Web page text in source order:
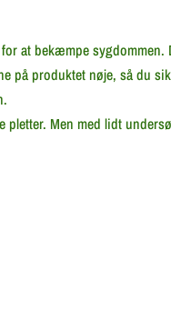
at bekæmpe sygdommen.
på produktet nøje, så du
Men med lidt